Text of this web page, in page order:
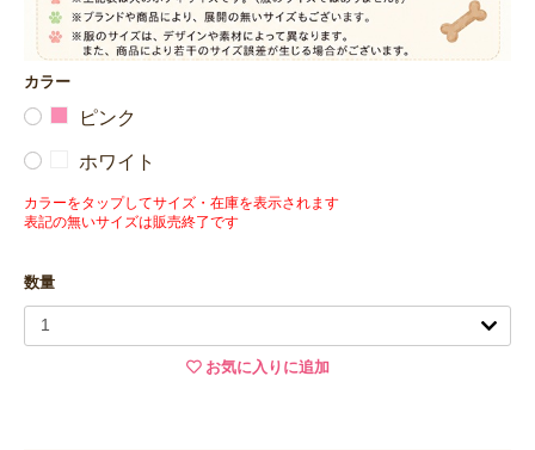
カラー
ピンク
ホワイト
カラーをタップしてサイズ・在庫を表示されます
表記の無いサイズは販売終了です
数量
お気に入りに追加